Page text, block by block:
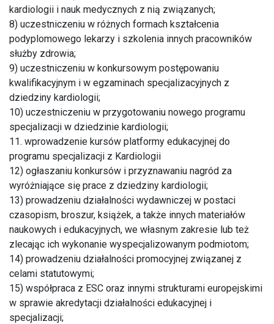
kardiologii i nauk medycznych z nią związanych;
8) uczestniczeniu w różnych formach kształcenia
podyplomowego lekarzy i szkolenia innych pracowników
służby zdrowia;
9) uczestniczeniu w konkursowym postępowaniu
kwalifikacyjnym i w egzaminach specjalizacyjnych z
dziedziny kardiologii;
10) uczestniczeniu w przygotowaniu nowego programu
specjalizacji w dziedzinie kardiologii;
11. wprowadzenie kursów platformy edukacyjnej do
programu specjalizacji z Kardiologii
12) ogłaszaniu konkursów i przyznawaniu nagród za
wyróżniające się prace z dziedziny kardiologii;
13) prowadzeniu działalności wydawniczej w postaci
czasopism, broszur, książek, a także innych materiałów
naukowych i edukacyjnych, we własnym zakresie lub też
zlecając ich wykonanie wyspecjalizowanym podmiotom;
14) prowadzeniu działalności promocyjnej związanej z
celami statutowymi;
15) współpraca z ESC oraz innymi strukturami europejskimi
w sprawie akredytacji działalności edukacyjnej i
specjalizacji;